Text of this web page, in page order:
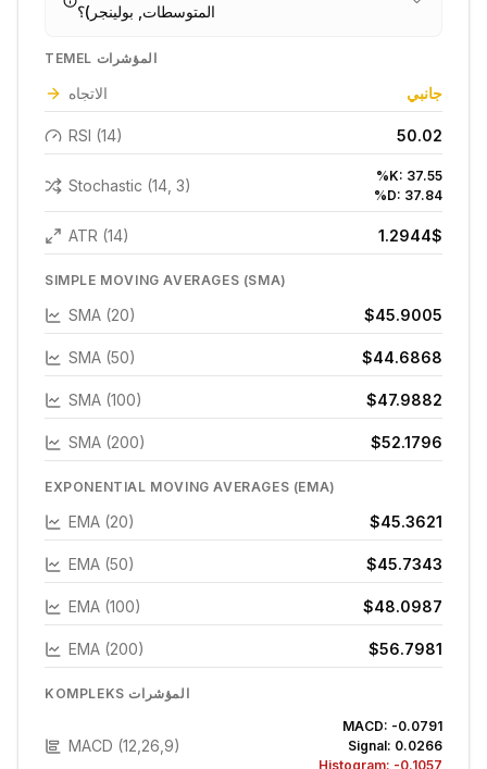
المتوسطات, بولينجر)؟
TEMEL المؤشرات
الاتجاه جانبي
RSI (14) 50.02
Stochastic (14, 3)
%K: 37.55
%D: 37.84
ATR (14) 1.2944$
SIMPLE MOVING AVERAGES (SMA)
SMA (20) $45.9005
SMA (50) $44.6868
SMA (100) $47.9882
SMA (200) $52.1796
EXPONENTIAL MOVING AVERAGES (EMA)
EMA (20) $45.3621
EMA (50) $45.7343
EMA (100) $48.0987
EMA (200) $56.7981
KOMPLEKS المؤشرات
MACD (12,26,9)
MACD: -0.0791
Signal: 0.0266
Histogram: -0.1057